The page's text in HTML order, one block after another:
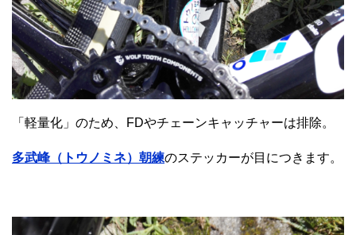
「軽量化」のため、FDやチェーンキャッチャーは排除。
多武峰（トウノミネ）朝練のステッカーが目につきます。